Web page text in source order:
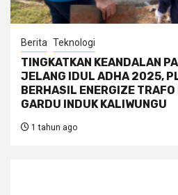
Berita Teknologi
TINGKATKAN KEANDALAN
JELANG IDUL ADHA 2025,
BERHASIL ENERGIZE
GARDU INDUK KALIWUNGU
1 tahun ago